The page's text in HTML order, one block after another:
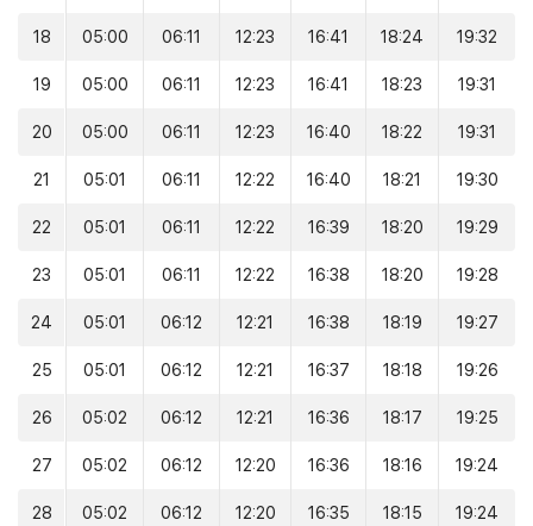
18 05:00 06:11 12:23 16:41 18:24 19:32
19 05:00 06:11 12:23 16:41 18:23 19:31
20 05:00 06:11 12:23 16:40 18:22 19:31
21 05:01 06:11 12:22 16:40 18:21 19:30
22 05:01 06:11 12:22 16:39 18:20 19:29
23 05:01 06:11 12:22 16:38 18:20 19:28
24 05:01 06:12 12:21 16:38 18:19 19:27
25 05:01 06:12 12:21 16:37 18:18 19:26
26 05:02 06:12 12:21 16:36 18:17 19:25
27 05:02 06:12 12:20 16:36 18:16 19:24
28 05:02 06:12 12:20 16:35 18:15 19:24